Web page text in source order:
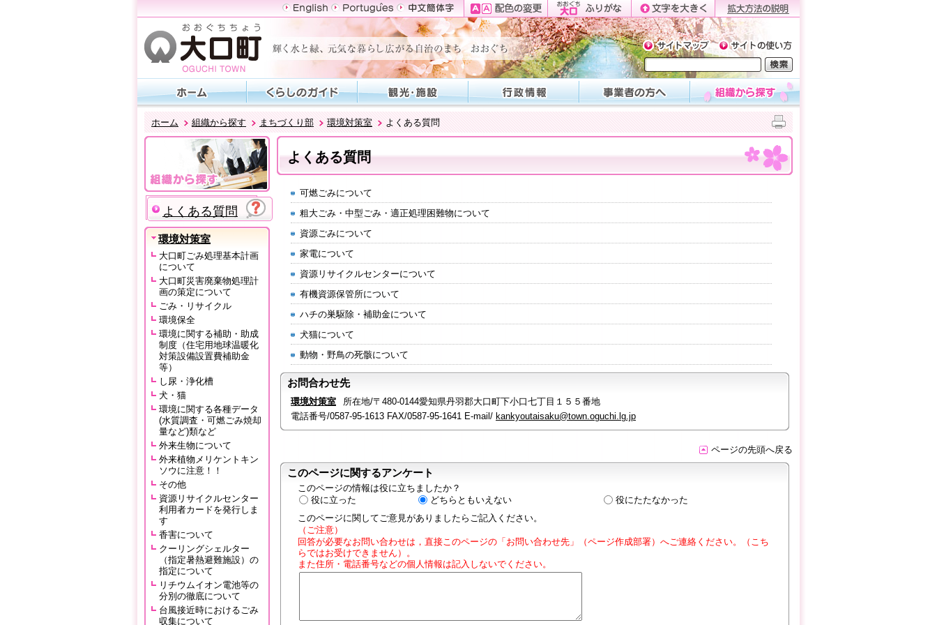
ホーム 組織から探す まちづくり部 環境対策室 よくある質問
よくある質問
環境対策室
大口町ごみ処理基本計画
について
大口町災害廃棄物処理計
画の策定について
ごみ・リサイクル
環境保全
環境に関する補助・助成
制度（住宅用地球温暖化
対策設備設置費補助金
等）
し尿・浄化槽
犬・猫
環境に関する各種データ
(水質調査・可燃ごみ焼却
量など)類など
外来生物について
外来植物メリケントキン
ソウに注意！！
その他
資源リサイクルセンター
利用者カードを発行しま
す
香害について
クーリングシェルター
（指定暑熱避難施設）の
指定について
リチウムイオン電池等の
分別の徹底について
台風接近時におけるごみ
収集について
よくある質問
可燃ごみについて
粗大ごみ・中型ごみ・適正処理困難物について
資源ごみについて
家電について
資源リサイクルセンターについて
有機資源保管所について
ハチの巣駆除・補助金について
犬猫について
動物・野鳥の死骸について
お問合わせ先
環境対策室
所在地/〒480-0144愛知県丹羽郡大口町下小口七丁目１５５番地
電話番号/0587-95-1613 FAX/0587-95-1641 E-mail/ kankyoutaisaku@town.oguchi.lg.jp
ページの先頭へ戻る
このページに関するアンケート
このページの情報は役に立ちましたか？
役に立った
どちらともいえない
役にたたなかった
このページに関してご意見がありましたらご記入ください。
（ご注意）
回答が必要なお問い合わせは，直接このページの「お問い合わせ先」（ページ作成部署）へご連絡ください。（こち
らではお受けできません）。
また住所・電話番号などの個人情報は記入しないでください。